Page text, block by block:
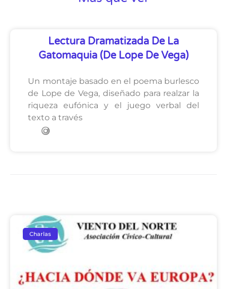
Lectura Dramatizada De La
Gatomaquia (de Lope De Vega)
Un montaje basado en el poema burlesco
de Lope de Vega, diseñado para realzar la
riqueza eufónica y el juego verbal del
texto a través
Charlas